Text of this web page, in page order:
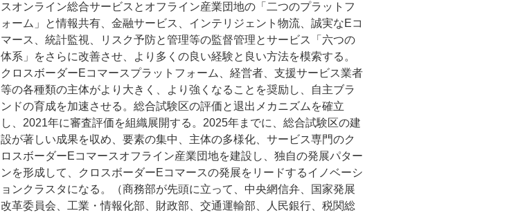
スオンライン総合サービスとオフライン産業団地の「二つのプラットフ
ォーム」と情報共有、金融サービス、インテリジェント物流、誠実なEコ
マース、統計監視、リスク予防と管理等の監督管理とサービス「六つの
体系」をさらに改善させ、より多くの良い経験と良い方法を模索する。
クロスボーダーEコマースプラットフォーム、経営者、支援サービス業者
等の各種類の主体がより大きく、より強くなることを奨励し、自主ブラ
ンドの育成を加速させる。総合試験区の評価と退出メカニズムを確立
し、2021年に審査評価を組織展開する。2025年までに、総合試験区の建
設が著しい成果を収め、要素の集中、主体の多様化、サービス専門のク
ロスボーダーEコマースオフライン産業団地を建設し、独自の発展パター
ンを形成して、クロスボーダーEコマースの発展をリードするイノベーシ
ョンクラスタになる。（商務部が先頭に立って、中央網信弁、国家発展
改革委員会、工業・情報化部、財政部、交通運輸部、人民銀行、税関総